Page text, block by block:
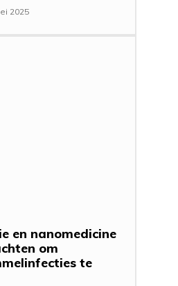
2025
en nanomedicine
om
te